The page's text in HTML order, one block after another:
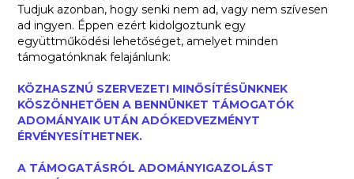
Tudjuk azonban, hogy senki nem ad, vagy nem szívesen
ad ingyen. Éppen ezért kidolgoztunk egy
együttműködési lehetőséget, amelyet minden
támogatónknak felajánlunk:
KÖZHASZNÚ SZERVEZETI MINŐSÍTÉSÜNKNEK
KÖSZÖNHETŐEN A BENNÜNKET TÁMOGATÓK
ADOMÁNYAIK UTÁN ADÓKEDVEZMÉNYT
ÉRVÉNYESÍTHETNEK.
A TÁMOGATÁSRÓL ADOMÁNYIGAZOLÁST